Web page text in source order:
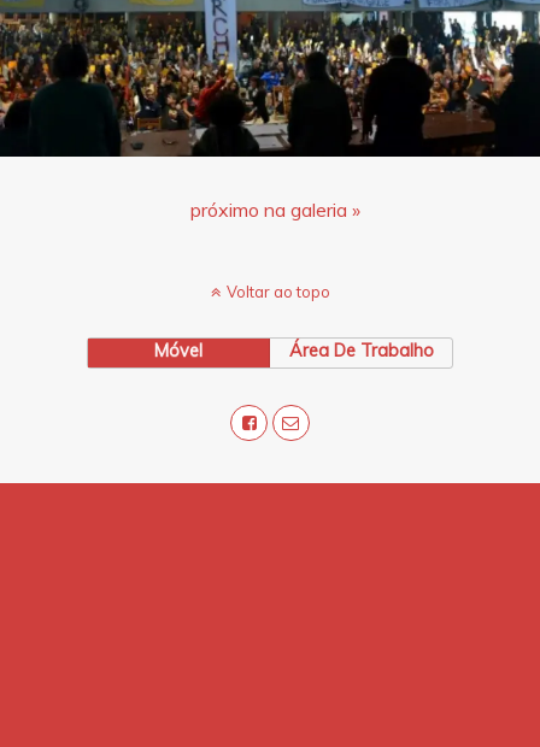
próximo na galeria »
Voltar ao topo
Móvel Área De Trabalho